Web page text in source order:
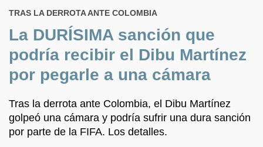
TRAS LA DERROTA ANTE COLOMBIA
La DURÍSIMA sanción que
podría recibir el Dibu Martínez
por pegarle a una cámara
Tras la derrota ante Colombia, el Dibu Martínez
golpeó una cámara y podría sufrir una dura sanción
por parte de la FIFA. Los detalles.